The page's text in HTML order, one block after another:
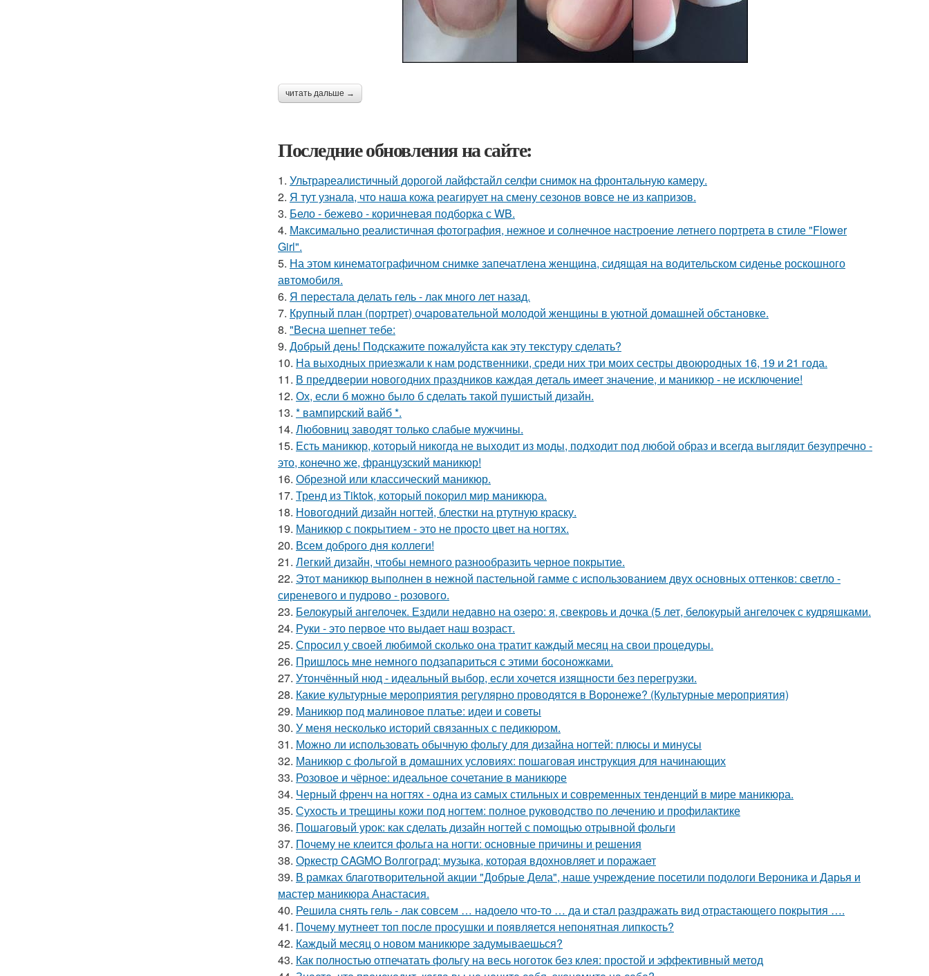
читать дальше →
Последние обновления на сайте:
1. Ультрареалистичный дорогой лайфстайл селфи снимок на фронтальную камеру.
2. Я тут узнала, что наша кожа реагирует на смену сезонов вовсе не из капризов.
3. Бело - бежево - коричневая подборка с WB.
4. Максимально реалистичная фотография, нежное и солнечное настроение летнего портрета в стиле "Flower
Girl".
5. На этом кинематографичном снимке запечатлена женщина, сидящая на водительском сиденье роскошного
автомобиля.
6. Я перестала делать гель - лак много лет назад.
7. Крупный план (портрет) очаровательной молодой женщины в уютной домашней обстановке.
8. "Весна шепнет тебе:
9. Добрый день! Подскажите пожалуйста как эту текстуру сделать?
10. На выходных приезжали к нам родственники, среди них три моих сестры двоюродных 16, 19 и 21 года.
11. В преддверии новогодних праздников каждая деталь имеет значение, и маникюр - не исключение!
12. Ох, если б можно было б сделать такой пушистый дизайн.
13. * вампирский вайб *.
14. Любовниц заводят только слабые мужчины.
15. Есть маникюр, который никогда не выходит из моды, подходит под любой образ и всегда выглядит безупречно -
это, конечно же, французский маникюр!
16. Обрезной или классический маникюр.
17. Тренд из Tiktok, который покорил мир маникюра.
18. Новогодний дизайн ногтей, блестки на ртутную краску.
19. Маникюр с покрытием - это не просто цвет на ногтях.
20. Всем доброго дня коллеги!
21. Легкий дизайн, чтобы немного разнообразить черное покрытие.
22. Этот маникюр выполнен в нежной пастельной гамме с использованием двух основных оттенков: светло -
сиреневого и пудрово - розового.
23. Белокурый ангелочек. Ездили недавно на озеро: я, свекровь и дочка (5 лет, белокурый ангелочек с кудряшками.
24. Руки - это первое что выдает наш возраст.
25. Спросил у своей любимой сколько она тратит каждый месяц на свои процедуры.
26. Пришлось мне немного подзапариться с этими босоножками.
27. Утончённый нюд - идеальный выбор, если хочется изящности без перегрузки.
28. Какие культурные мероприятия регулярно проводятся в Воронеже? (Культурные мероприятия)
29. Маникюр под малиновое платье: идеи и советы
30. У меня несколько историй связанных с педикюром.
31. Можно ли использовать обычную фольгу для дизайна ногтей: плюсы и минусы
32. Маникюр с фольгой в домашних условиях: пошаговая инструкция для начинающих
33. Розовое и чёрное: идеальное сочетание в маникюре
34. Черный френч на ногтях - одна из самых стильных и современных тенденций в мире маникюра.
35. Сухость и трещины кожи под ногтем: полное руководство по лечению и профилактике
36. Пошаговый урок: как сделать дизайн ногтей с помощью отрывной фольги
37. Почему не клеится фольга на ногти: основные причины и решения
38. Оркестр CAGMO Волгоград: музыка, которая вдохновляет и поражает
39. В рамках благотворительной акции "Добрые Дела", наше учреждение посетили подологи Вероника и Дарья и
мастер маникюра Анастасия.
40. Решила снять гель - лак совсем … надоело что-то … да и стал раздражать вид отрастающего покрытия ….
41. Почему мутнеет топ после просушки и появляется непонятная липкость?
42. Каждый месяц о новом маникюре задумываешься?
43. Как полностью отпечатать фольгу на весь ноготок без клея: простой и эффективный метод